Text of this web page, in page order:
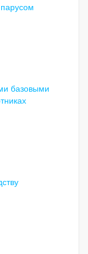
базовыми